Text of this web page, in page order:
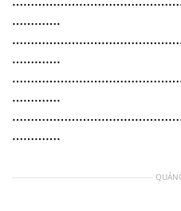
………….
………….
………….
………….